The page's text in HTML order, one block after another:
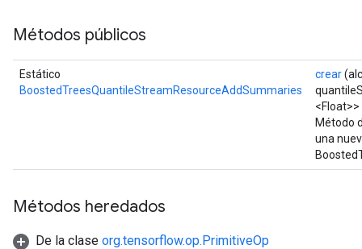
Métodos públicos
Estático
BoostedTreesQuantileStreamResourceAddSummaries
crear
Método
una
Métodos heredados
De la clase org.tensorflow.op.PrimitiveOp